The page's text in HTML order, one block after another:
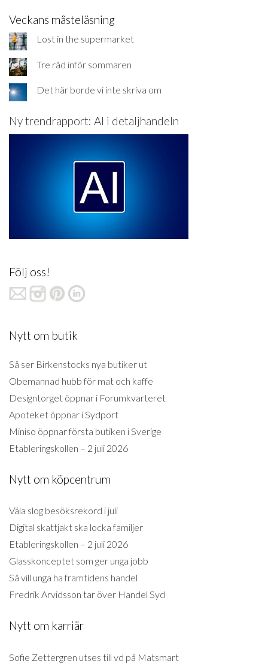
Veckans måsteläsning
Lost in the supermarket
Tre råd inför sommaren
Det här borde vi inte skriva om
Ny trendrapport: AI i detaljhandeln
Följ oss!
Nytt om butik
Så ser Birkenstocks nya butiker ut
Obemannad hubb för mat och kaffe
Designtorget öppnar i Forumkvarteret
Apoteket öppnar i Sydport
Miniso öppnar första butiken i Sverige
Etableringskollen – 2 juli 2026
Nytt om köpcentrum
Väla slog besöksrekord i juli
Digital skattjakt ska locka familjer
Etableringskollen – 2 juli 2026
Glasskonceptet som ger unga jobb
Så vill unga ha framtidens handel
Fredrik Arvidsson tar över Handel Syd
Nytt om karriär
Sofie Zettergren utses till vd på Matsmart